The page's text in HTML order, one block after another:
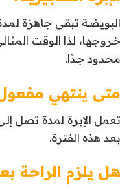
خروجها، لذا الوقت
محدود جدًا.
متى ينتهي مفعول
بعد هذه الفترة.
هل يلزم الراحة